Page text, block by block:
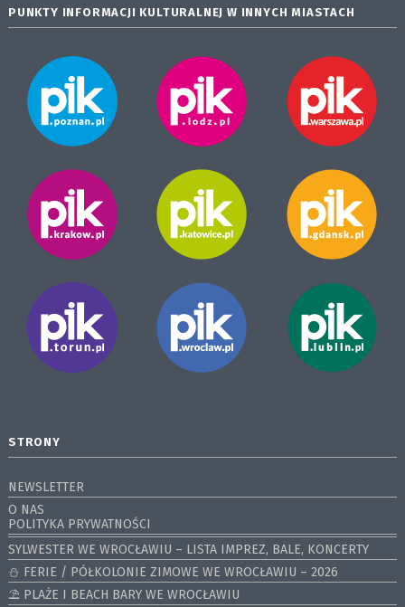
PUNKTY INFORMACJI KULTURALNEJ W INNYCH MIASTACH
STRONY
NEWSLETTER
O NAS
POLITYKA PRYWATNOŚCI
SYLWESTER WE WROCŁAWIU – LISTA IMPREZ, BALE, KONCERTY
⛄️ FERIE / PÓŁKOLONIE ZIMOWE WE WROCŁAWIU – 2026
⛱️ PLAŻE I BEACH BARY WE WROCŁAWIU